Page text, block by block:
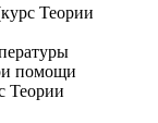
Теории
помощи
Теории